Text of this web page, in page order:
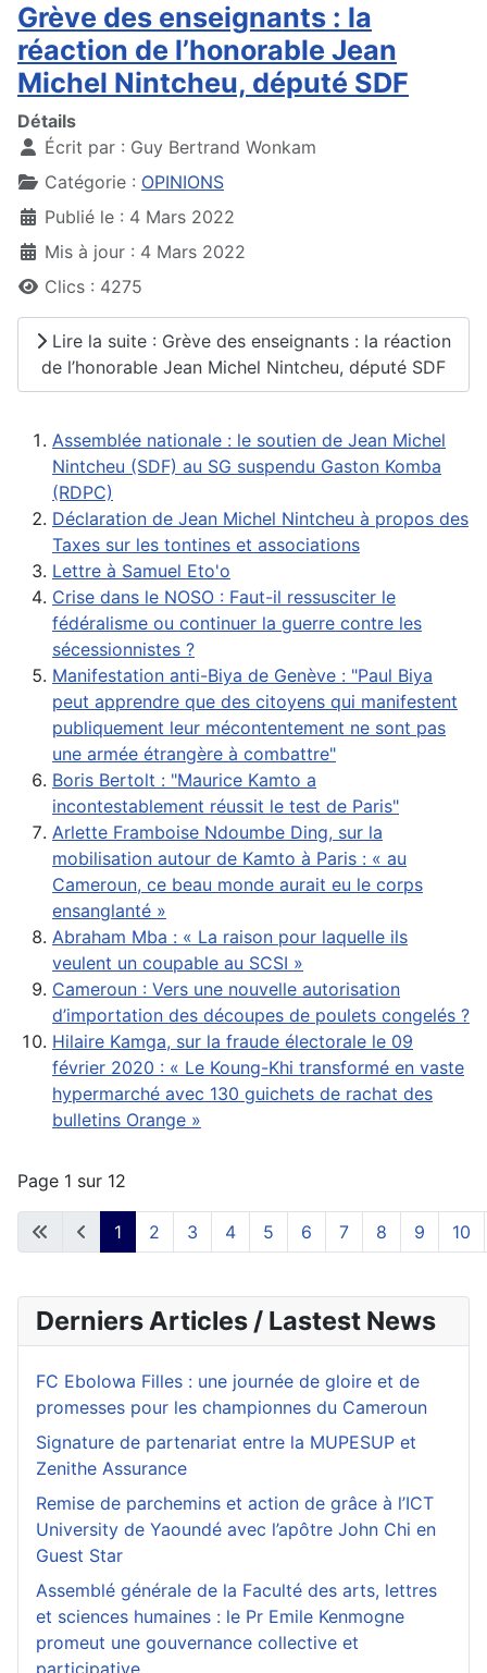
Grève des enseignants : la
réaction de l’honorable Jean
Michel Nintcheu, député SDF
Détails
Écrit par : Guy Bertrand Wonkam
Catégorie : OPINIONS
Publié le : 4 Mars 2022
Mis à jour : 4 Mars 2022
Clics : 4275
Lire la suite : Grève des enseignants : la réaction
de l’honorable Jean Michel Nintcheu, député SDF
Assemblée nationale : le soutien de Jean Michel
Nintcheu (SDF) au SG suspendu Gaston Komba
(RDPC)
Déclaration de Jean Michel Nintcheu à propos des
Taxes sur les tontines et associations
Lettre à Samuel Eto'o
Crise dans le NOSO : Faut-il ressusciter le
fédéralisme ou continuer la guerre contre les
sécessionnistes ?
Manifestation anti-Biya de Genève : "Paul Biya
peut apprendre que des citoyens qui manifestent
publiquement leur mécontentement ne sont pas
une armée étrangère à combattre"
Boris Bertolt : "Maurice Kamto a
incontestablement réussit le test de Paris"
Arlette Framboise Ndoumbe Ding, sur la
mobilisation autour de Kamto à Paris : « au
Cameroun, ce beau monde aurait eu le corps
ensanglanté »
Abraham Mba : « La raison pour laquelle ils
veulent un coupable au SCSI »
Cameroun : Vers une nouvelle autorisation
d’importation des découpes de poulets congelés ?
Hilaire Kamga, sur la fraude électorale le 09
février 2020 : « Le Koung-Khi transformé en vaste
hypermarché avec 130 guichets de rachat des
bulletins Orange »
Page 1 sur 12
1 2 3 4 5 6 7 8 9 10
Derniers Articles / Lastest News
FC Ebolowa Filles : une journée de gloire et de
promesses pour les championnes du Cameroun
Signature de partenariat entre la MUPESUP et
Zenithe Assurance
Remise de parchemins et action de grâce à l’ICT
University de Yaoundé avec l’apôtre John Chi en
Guest Star
Assemblé générale de la Faculté des arts, lettres
et sciences humaines : le Pr Emile Kenmogne
promeut une gouvernance collective et
participative